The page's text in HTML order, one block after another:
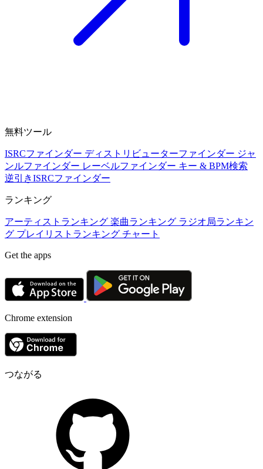
無料ツール
ISRCファインダー ディストリビューターファインダー ジャ
ンルファインダー レーベルファインダー キー & BPM検索
逆引きISRCファインダー
ランキング
アーティストランキング 楽曲ランキング ラジオ局ランキン
グ プレイリストランキング チャート
Get the apps
Chrome extension
つながる